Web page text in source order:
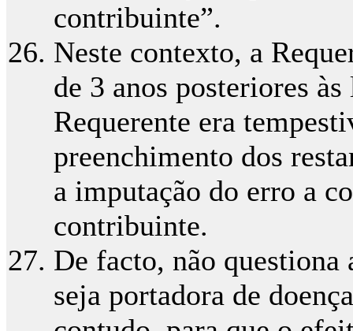
contribuinte”.
Neste contexto, a
de 3 anos posteriores
Requerente era
preenchimento dos
a imputação do erro a
contribuinte.
De facto, não questiona
seja portadora de